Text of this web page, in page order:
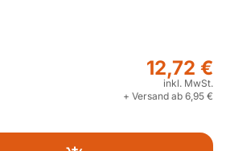
12,72 €
inkl. MwSt.
+ Versand ab 6,95 €